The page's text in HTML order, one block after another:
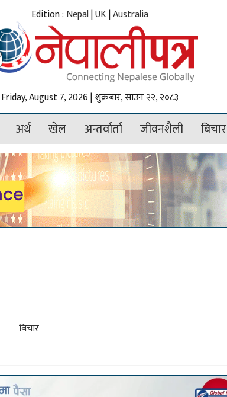
Edition : Nepal|UK|Australia
Friday, August 7, 2026 | शुक्रबार, साउन २२, २०८३
अर्थ खेल अन्तर्वार्ता जीवनशैली बिचार
बिचार